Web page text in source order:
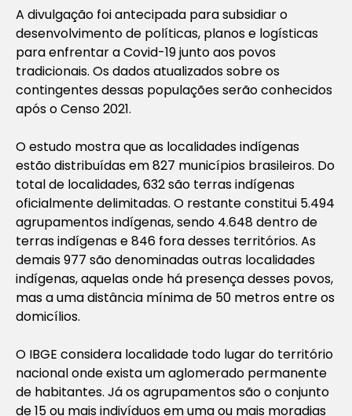
A divulgação foi antecipada para subsidiar o
desenvolvimento de políticas, planos e logísticas
para enfrentar a Covid-19 junto aos povos
tradicionais. Os dados atualizados sobre os
contingentes dessas populações serão conhecidos
após o Censo 2021.
O estudo mostra que as localidades indígenas
estão distribuídas em 827 municípios brasileiros. Do
total de localidades, 632 são terras indígenas
oficialmente delimitadas. O restante constitui 5.494
agrupamentos indígenas, sendo 4.648 dentro de
terras indígenas e 846 fora desses territórios. As
demais 977 são denominadas outras localidades
indígenas, aquelas onde há presença desses povos,
mas a uma distância mínima de 50 metros entre os
domicílios.
O IBGE considera localidade todo lugar do território
nacional onde exista um aglomerado permanente
de habitantes. Já os agrupamentos são o conjunto
de 15 ou mais indivíduos em uma ou mais moradias